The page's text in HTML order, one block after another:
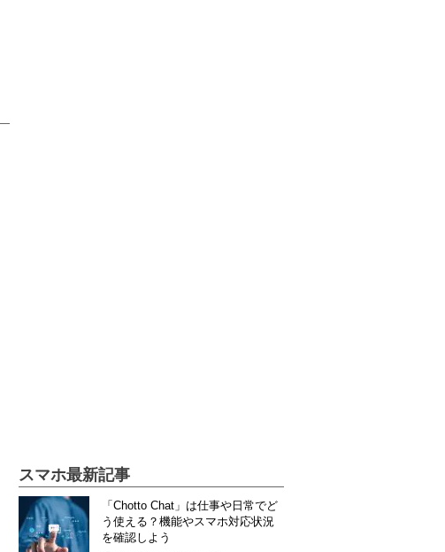
スマホ最新記事
「Chotto Chat」は仕事や日常でど
う使える？機能やスマホ対応状況
を確認しよう